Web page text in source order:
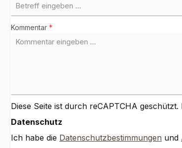
Kommentar *
Diese Seite ist durch reCAPTCHA geschützt.
Datenschutz
Ich habe die Datenschutzbestimmungen und